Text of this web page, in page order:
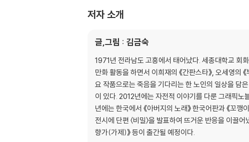
저자 소개
글,그림 : 김금숙
1971년 전라남도 고흥에서 태어났다. 세종대학교 회
만화 활동을 하면서 이희재의 《간판스타》, 오세영의
요 작품으로는 죽음을 기다리는 한 노인의 일상을 담은
이 있다. 2012년에는 자전적 이야기를 다룬 그래픽노
년에는 한국에서 《아버지의 노래》 한국어판과 《꼬
전시에 단편 〈비밀〉을 발표하여 뜨거운 반응을 이끌
향가(가제)》 등이 출간될 예정이다.